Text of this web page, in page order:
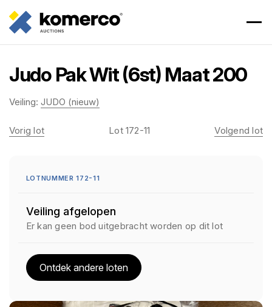
Judo Pak Wit (6st) Maat 200
Veiling: JUDO (nieuw)
Vorig lot Lot 172-11 Volgend lot
LOTNUMMER 172-11
Veiling afgelopen
Er kan geen bod uitgebracht worden op dit lot
Ontdek andere loten